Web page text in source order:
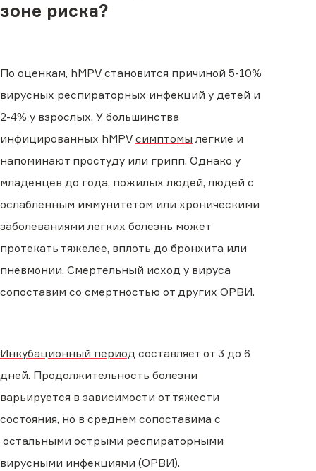
зоне риска?
По оценкам, hMPV становится причиной 5-10%
вирусных респираторных инфекций у детей и
2-4% у взрослых. У большинства
инфицированных hMPV симптомы легкие и
напоминают простуду или грипп. Однако у
младенцев до года, пожилых людей, людей с
ослабленным иммунитетом или хроническими
заболеваниями легких болезнь может
протекать тяжелее, вплоть до бронхита или
пневмонии. Смертельный исход у вируса
сопоставим со смертностью от других ОРВИ.
Инкубационный период составляет от 3 до 6
дней. Продолжительность болезни
варьируется в зависимости от тяжести
состояния, но в среднем сопоставима с
остальными острыми респираторными
вирусными инфекциями (ОРВИ).